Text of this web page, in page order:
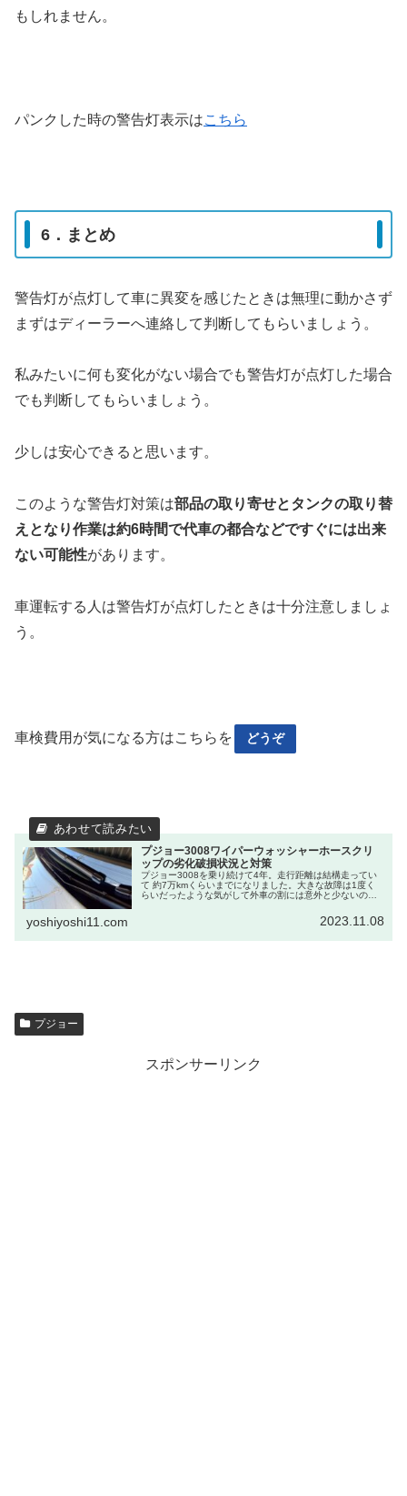
もしれません。
パンクした時の警告灯表示はこちら
6．まとめ
警告灯が点灯して車に異変を感じたときは無理に動かさず
まずはディーラーへ連絡して判断してもらいましょう。
私みたいに何も変化がない場合でも警告灯が点灯した場合
でも判断してもらいましょう。
少しは安心できると思います。
このような警告灯対策は部品の取り寄せとタンクの取り替
えとなり作業は約6時間で代車の都合などですぐには出来
ない可能性があります。
車運転する人は警告灯が点灯したときは十分注意しましょ
う。
車検費用が気になる方はこちらを どうぞ
プジョー3008ワイパーウォッシャーホースクリ
ップの劣化破損状況と対策
プジョー3008を乗り続けて4年。走行距離は結構走ってい
て 約7万kmくらいまでになリました。大きな故障は1度く
らいだったような気がして外車の割には意外と少ないので
yoshiyoshi11.com 2023.11.08
プジョー
スポンサーリンク